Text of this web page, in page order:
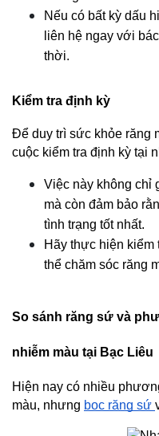
Nếu có bất kỳ dấu
liên hệ ngay với
thời.
Kiểm tra định kỳ
Để duy trì sức khỏe răng
cuộc kiểm tra định kỳ tại
Việc này không chỉ
mà còn đảm bảo
tình trạng tốt nhất.
Hãy thực hiện kiểm
thể chăm sóc răng
So sánh răng sứ và
nhiễm màu tại Bạc Liêu
Hiện nay có nhiều
màu, nhưng bọc răng sứ